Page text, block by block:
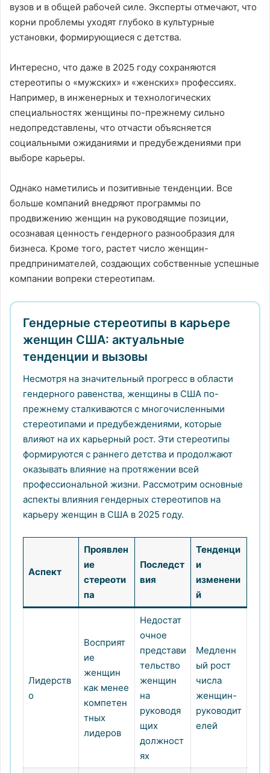
вузов и в общей рабочей силе. Эксперты отмечают, что
корни проблемы уходят глубоко в культурные
установки, формирующиеся с детства.
Интересно, что даже в 2025 году сохраняются
стереотипы о «мужских» и «женских» профессиях.
Например, в инженерных и технологических
специальностях женщины по-прежнему сильно
недопредставлены, что отчасти объясняется
социальными ожиданиями и предубеждениями при
выборе карьеры.
Однако наметились и позитивные тенденции. Все
больше компаний внедряют программы по
продвижению женщин на руководящие позиции,
осознавая ценность гендерного разнообразия для
бизнеса. Кроме того, растет число женщин-
предпринимателей, создающих собственные успешные
компании вопреки стереотипам.
Гендерные стереотипы в карьере
женщин США: актуальные
тенденции и вызовы
Несмотря на значительный прогресс в области
гендерного равенства, женщины в США по-
прежнему сталкиваются с многочисленными
стереотипами и предубеждениями, которые
влияют на их карьерный рост. Эти стереотипы
формируются с раннего детства и продолжают
оказывать влияние на протяжении всей
профессиональной жизни. Рассмотрим основные
аспекты влияния гендерных стереотипов на
карьеру женщин в США в 2025 году.
Аспект
Проявлен
ие
стереоти
па
Последст
вия
Тенденци
и
изменени
й
Лидерств
о
Восприят
ие
женщин
как менее
компетен
тных
лидеров
Недостат
очное
представи
тельство
женщин
на
руководя
щих
должност
ях
Медленн
ый рост
числа
женщин-
руководит
елей